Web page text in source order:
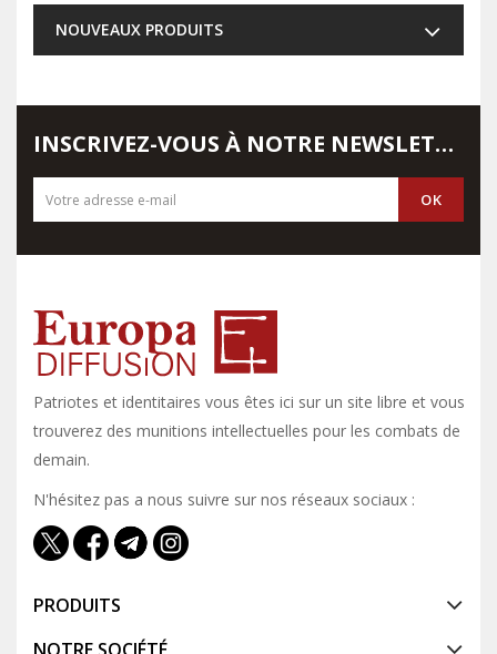
NOUVEAUX PRODUITS
INSCRIVEZ-VOUS À NOTRE NEWSLETTER
Patriotes et identitaires vous êtes ici sur un site libre et vous y
trouverez des munitions intellectuelles pour les combats de
demain.
N'hésitez pas a nous suivre sur nos réseaux sociaux :
PRODUITS